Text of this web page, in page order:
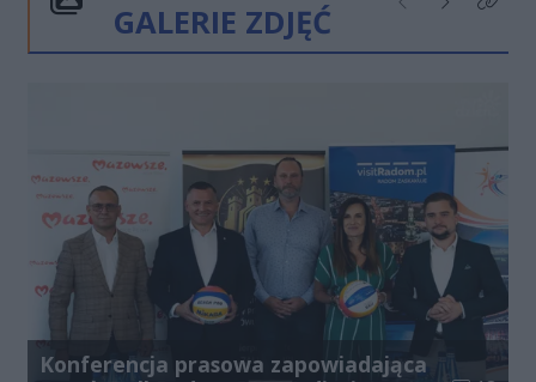
GALERIE ZDJĘĆ
Poprzednie
NastępneKliknij
Konferencja prasowa zapowiadająca